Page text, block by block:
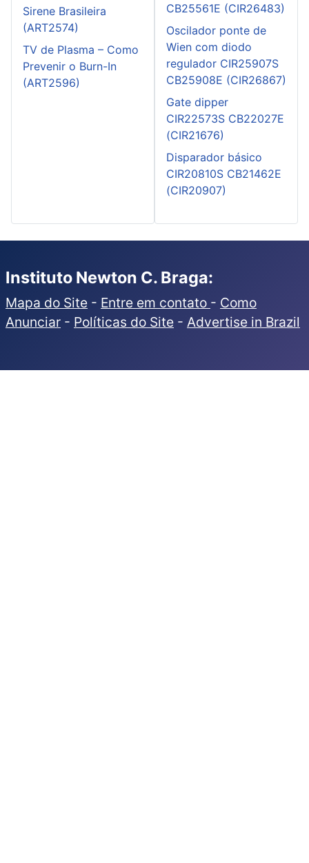
Sirene Brasileira
(ART2574)
TV de Plasma – Como
Prevenir o Burn-In
(ART2596)
CB25561E (CIR26483)
Oscilador ponte de
Wien com diodo
regulador CIR25907S
CB25908E (CIR26867)
Gate dipper
CIR22573S CB22027E
(CIR21676)
Disparador básico
CIR20810S CB21462E
(CIR20907)
Instituto Newton C. Braga:
Mapa do Site - Entre em contato - Como
Anunciar - Políticas do Site - Advertise in Brazil